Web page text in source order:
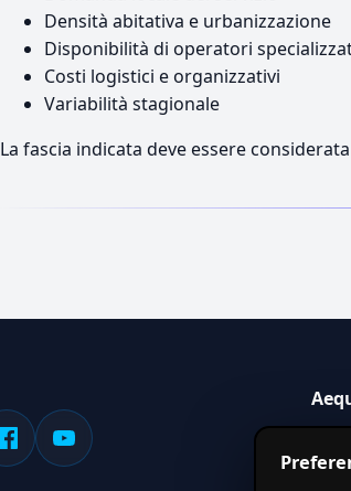
Densità abitativa e urbanizzazione
Disponibilità di operatori
Costi logistici e organizzativi
Variabilità stagionale
La fascia indicata deve essere